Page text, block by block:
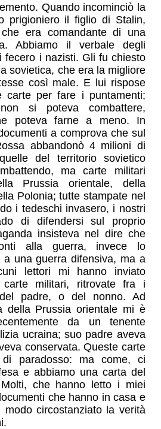
Quando incominciò la
prigioniero il figlio di Stalin,
era comandante di una
Abbiamo il verbale degli
fecero i nazisti. Gli fu chiesto
sovietica, che era la migliore
così male. E lui rispose
carte per fare i puntamenti;
si poteva combattere,
poteva farne a meno. In
a comprova che sul
abbandonò 4 milioni di
del territorio sovietico
ma carte militari
Prussia orientale, della
Polonia; tutte stampate nel
i tedeschi invasero, i nostri
di difendersi sul proprio
insisteva nel dire che
alla guerra, invece lo
a una guerra difensiva, ma a
lettori mi hanno inviato
militari, ritrovate fra i
padre, o del nonno. Ad
della Prussia orientale mi è
da un tenente
ucraina; suo padre aveva
conservata. Queste carte
paradosso: ma come, ci
e abbiamo una carta del
che hanno letto i miei
che hanno in casa e
modo circostanziato la verità